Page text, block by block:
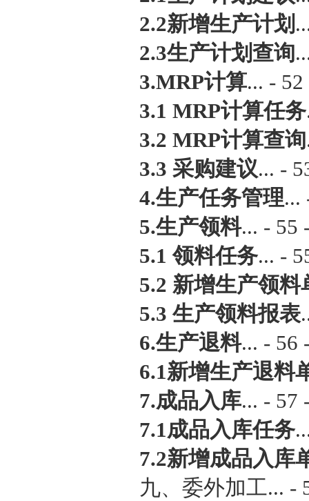
2.2新增生产计划
2.3生产计划查询
3.MRP计算... - 52
3.1 MRP计算任务
3.2 MRP计算查询
3.3 采购建议... -
4.生产任务管理...
5.生产领料... - 55
5.1 领料任务... -
5.2 新增生产领料
5.3 生产领料报表
6.生产退料... - 56
6.1新增生产退料
7.成品入库... - 57
7.1成品入库任务
7.2新增成品入库
九、委外加工... -